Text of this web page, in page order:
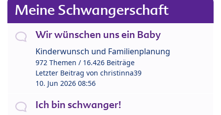
Meine Schwangerschaft
Wir wünschen uns ein Baby
Kinderwunsch und Familienplanung
972 Themen / 16.426 Beiträge
Letzter Beitrag von christinna39
10. Jun 2026 08:56
Ich bin schwanger!